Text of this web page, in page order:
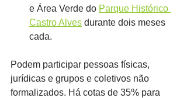
e Área Verde do Parque Histórico
Castro Alves durante dois meses
cada.
Podem participar pessoas físicas,
jurídicas e grupos e coletivos não
formalizados. Há cotas de 35% para